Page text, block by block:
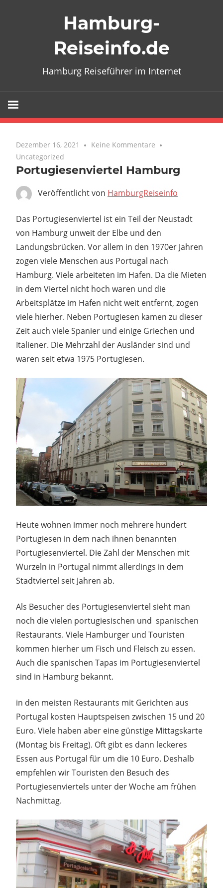
Hamburg-
Reiseinfo.de
Hamburg Reiseführer im Internet
Dezember 16, 2021
Keine Kommentare
Uncategorized
Portugiesenviertel Hamburg
Veröffentlicht von HamburgReiseinfo
Das Portugiesenviertel ist ein Teil der Neustadt
von Hamburg unweit der Elbe und den
Landungsbrücken. Vor allem in den 1970er Jahren
zogen viele Menschen aus Portugal nach
Hamburg. Viele arbeiteten im Hafen. Da die Mieten
in dem Viertel nicht hoch waren und die
Arbeitsplätze im Hafen nicht weit entfernt, zogen
viele hierher. Neben Portugiesen kamen zu dieser
Zeit auch viele Spanier und einige Griechen und
Italiener. Die Mehrzahl der Ausländer sind und
waren seit etwa 1975 Portugiesen.
Heute wohnen immer noch mehrere hundert
Portugiesen in dem nach ihnen benannten
Portugiesenviertel. Die Zahl der Menschen mit
Wurzeln in Portugal nimmt allerdings in dem
Stadtviertel seit Jahren ab.
Als Besucher des Portugiesenviertel sieht man
noch die vielen portugiesischen und spanischen
Restaurants. Viele Hamburger und Touristen
kommen hierher um Fisch und Fleisch zu essen.
Auch die spanischen Tapas im Portugiesenviertel
sind in Hamburg bekannt.
in den meisten Restaurants mit Gerichten aus
Portugal kosten Hauptspeisen zwischen 15 und 20
Euro. Viele haben aber eine günstige Mittagskarte
(Montag bis Freitag). Oft gibt es dann leckeres
Essen aus Portugal für um die 10 Euro. Deshalb
empfehlen wir Touristen den Besuch des
Portugiesenviertels unter der Woche am frühen
Nachmittag.